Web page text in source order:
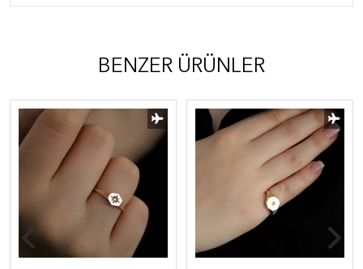
BENZER ÜRÜNLER